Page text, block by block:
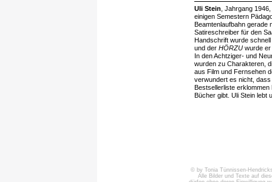
Uli Stein , Jahrgang
einigen Semestern
Beamtenlaufbahn gerade
Satireschreiber für den
Handschrift wurde
und der HÖRZU wurde er
In den Achtziger- und
wurden zu Charakteren,
aus Film und Fernsehen
verwundert es nicht,
Bestsellerliste
Bücher gibt. Uli Stein lebt
© by Tonia Tünnissen-
Alle Bilder und Texte auf